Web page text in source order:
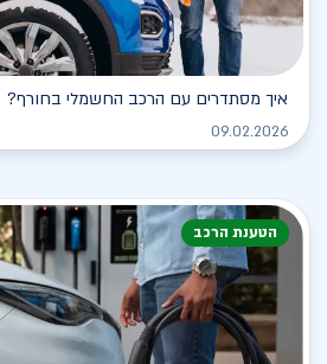
איך מסתדרים עם הרכב החשמלי בחורף?
09.02.2026
הטענת הרכב